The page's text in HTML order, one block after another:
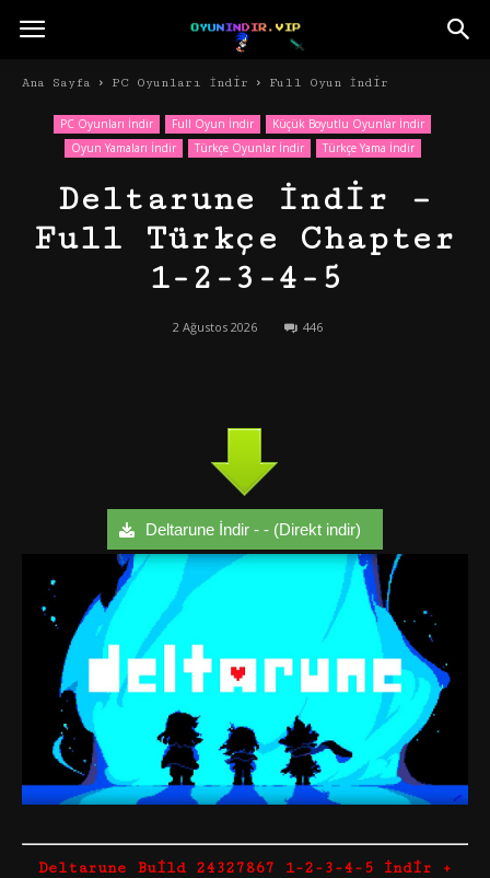
Ana Sayfa PC Oyunları İndir Full Oyun İndir
PC Oyunları İndir Full Oyun İndir
Küçük Boyutlu Oyunlar İndir
Oyun Yamaları İndir
Türkçe Oyunlar İndir Türkçe Yama İndir
Deltarune İndir –
Full Türkçe Chapter
1-2-3-4-5
2 Ağustos 2026 446
Deltarune İndir - - (Direkt indir)
Deltarune Build 24327867 1-2-3-4-5 İndir +